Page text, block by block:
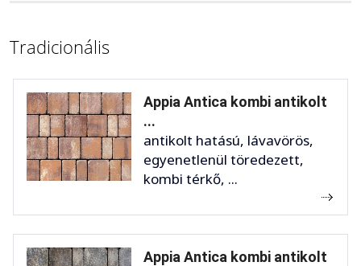
Tradicionális
Appia Antica kombi antikolt
...
antikolt hatású, lávavörös,
egyenetlenül töredezett,
kombi térkő, ...
Appia Antica kombi antikolt